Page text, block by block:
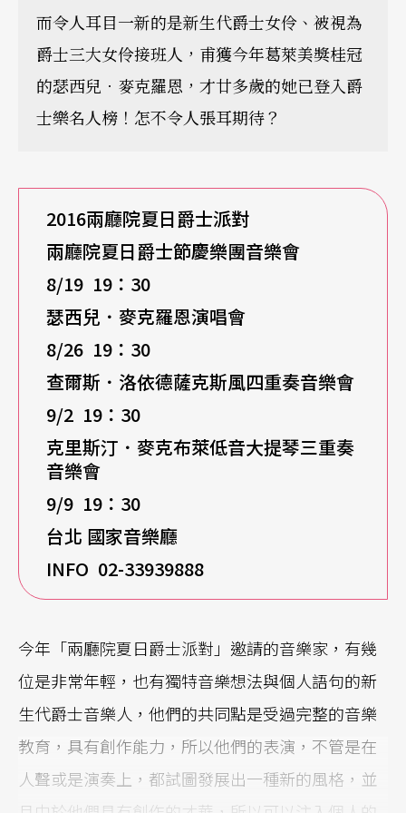
而令人耳目一新的是新生代爵士女伶、被視為
爵士三大女伶接班人，甫獲今年葛萊美獎桂冠
的瑟西兒．麥克羅恩，才廿多歲的她已登入爵
士樂名人榜！怎不令人張耳期待？
2016兩廳院夏日爵士派對
兩廳院夏日爵士節慶樂團音樂會
8/19 19 ：30
瑟西兒．麥克羅恩演唱會
8/26 19 ：30
查爾斯．洛依德薩克斯風四重奏音樂會
9/2 19 ：30
克里斯汀．麥克布萊低音大提琴三重奏
音樂會
9/9 19 ：30
台北 國家音樂廳
INFO 02-33939888
今年「兩廳院夏日爵士派對」邀請的音樂家，有幾
位是非常年輕，也有獨特音樂想法與個人語句的新
生代爵士音樂人，他們的共同點是受過完整的音樂
教育，具有創作能力，所以他們的表演，不管是在
人聲或是演奏上，都試圖發展出一種新的風格，並